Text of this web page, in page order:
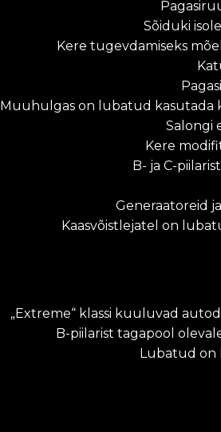
Sõiduki
Kere tugevdamiseks
Muuhulgas on lubatud kasutada
Salongi
Kere
B- ja C-
Generaatoreid
Kaasvõistlejatel on
„Extreme“ klassi kuuluvad
B-piilarist tagapool
Lubatud on